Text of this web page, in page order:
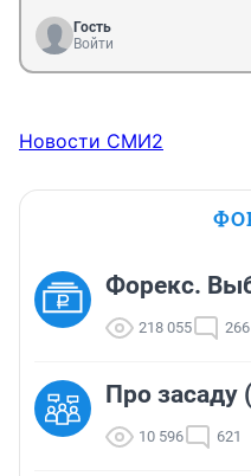
Гость
Войти
Новости СМИ2
Форекс.
218 055 266
Про засаду
10 596 621